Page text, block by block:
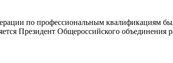
по профессиональным квалификациям
Президент Общероссийского